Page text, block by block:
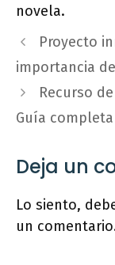
novela.
Proyecto
importancia
Recurso
Guía completa
Deja un
Lo siento,
un